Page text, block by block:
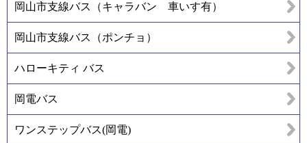
岡山市支線バス（キャラバン 車いす有）
岡山市支線バス（ポンチョ）
ハローキティ バス
岡電バス
ワンステップバス(岡電)